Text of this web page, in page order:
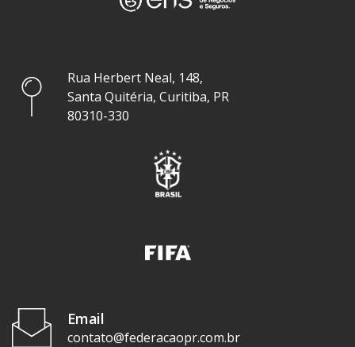
Rua Herbert Neal, 148,
Santa Quitéria, Curitiba, PR
80310-330
Email
contato@federacaopr.com.br